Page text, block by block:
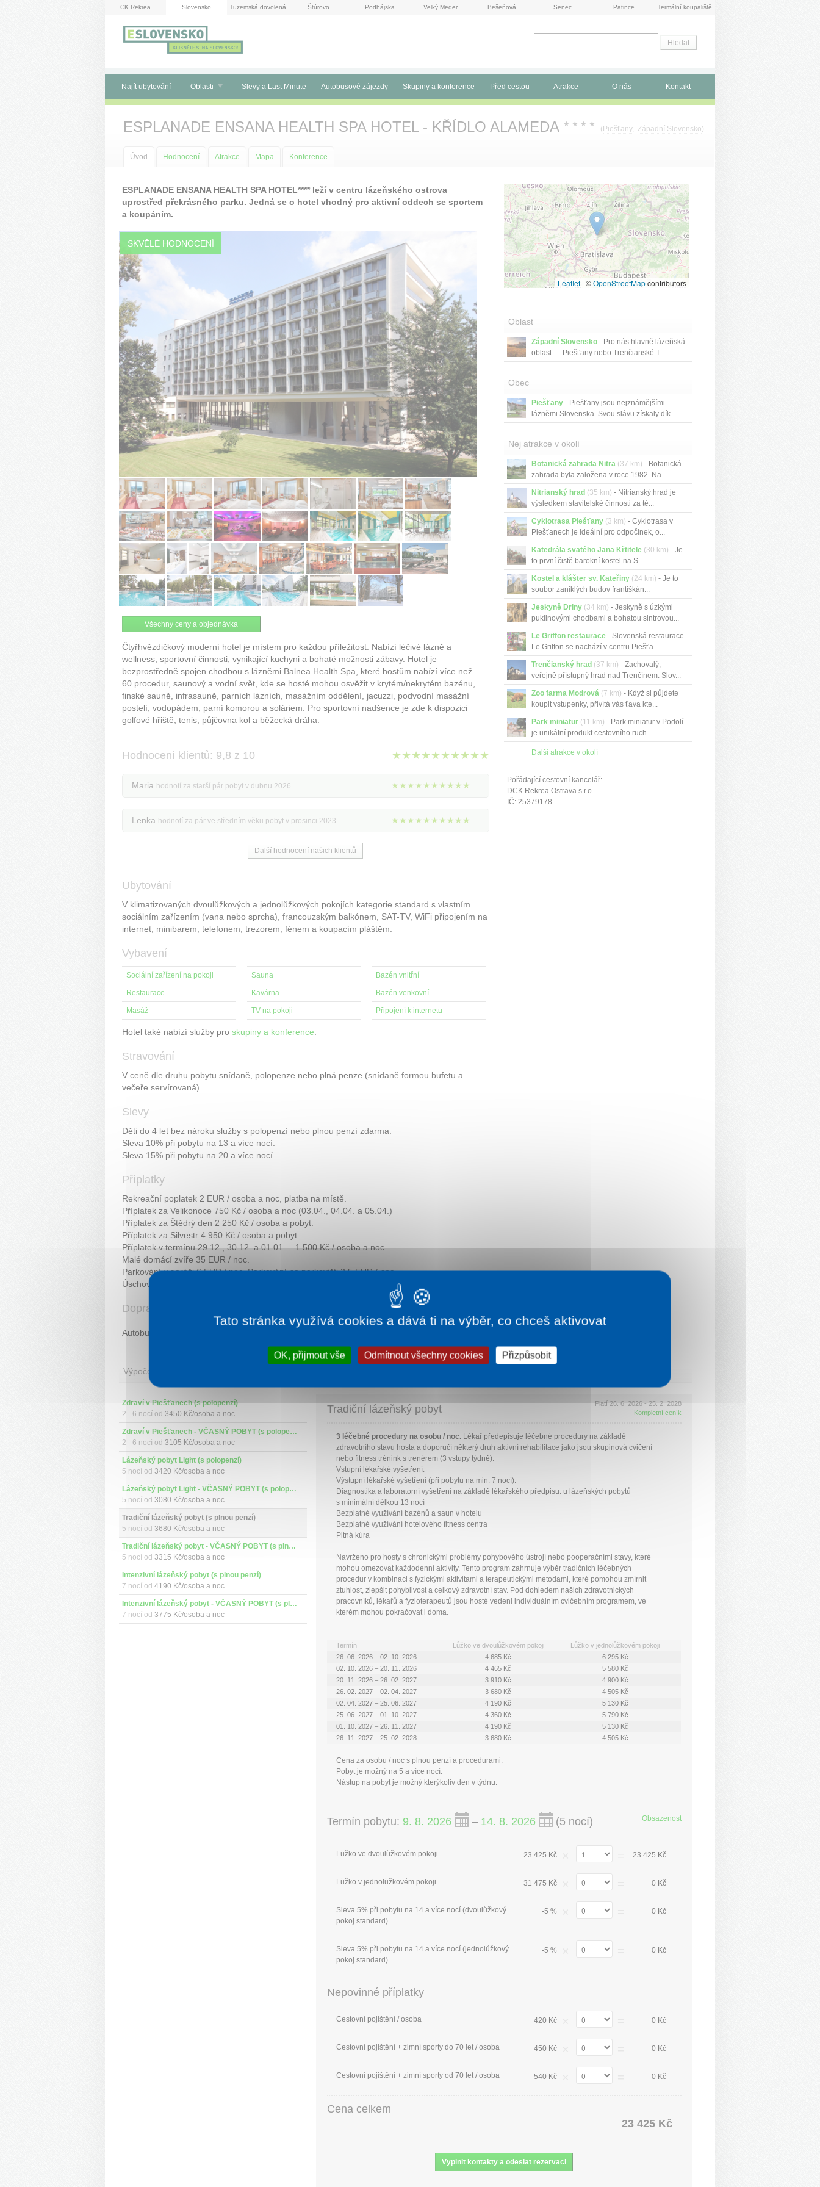
CK Rekrea Slovensko Tuzemská dovolená Štúrovo Podhájska Velký Meder Bešeňová Senec Patince Termální koupaliště
Najít ubytování Oblasti Slevy a Last Minute Autobusové zájezdy Skupiny a konference Před cestou Atrakce O nás Kontakt
ESPLANADE ENSANA HEALTH SPA HOTEL - KŘÍDLO ALAMEDA ★ ★ ★ ★
( Piešťany, Západní Slovensko)
Úvod Hodnocení Atrakce Mapa Konference
ESPLANADE ENSANA HEALTH SPA HOTEL**** leží v centru lázeňského ostrova
uprostřed překrásného parku. Jedná se o hotel vhodný pro aktivní oddech se sportem
a koupáním.
SKVĚLÉ HODNOCENÍ
Všechny ceny a objednávka
Čtyřhvězdičkový moderní hotel je místem pro každou příležitost. Nabízí léčivé lázně a
wellness, sportovní činnosti, vynikající kuchyni a bohaté možnosti zábavy. Hotel je
bezprostředně spojen chodbou s lázněmi Balnea Health Spa, které hostům nabízí více než
60 procedur, saunový a vodní svět, kde se hosté mohou osvěžit v krytém/nekrytém bazénu,
finské sauně, infrasauně, parních lázních, masážním oddělení, jacuzzi, podvodní masážní
postelí, vodopádem, parní komorou a soláriem. Pro sportovní nadšence je zde k dispozici
golfové hřiště, tenis, půjčovna kol a běžecká dráha.
Hodnocení klientů: 9,8 z 10 ★★★★★★★★★★
Maria hodnotí za starší pár pobyt v dubnu 2026 ★★★★★★★★★★
Lenka hodnotí za pár ve středním věku pobyt v prosinci 2023 ★★★★★★★★★★
Další hodnocení našich klientů
Ubytování
V klimatizovaných dvoulůžkových a jednolůžkových pokojích kategorie standard s vlastním
sociálním zařízením (vana nebo sprcha), francouzským balkónem, SAT-TV, WiFi připojením na
internet, minibarem, telefonem, trezorem, fénem a koupacím pláštěm.
Vybavení
Sociální zařízení na pokoji Sauna Bazén vnitřní
Restaurace Kavárna Bazén venkovní
Masáž TV na pokoji Připojení k internetu
Hotel také nabízí služby pro skupiny a konference
Stravování
V ceně dle druhu pobytu snídaně, polopenze nebo plná penze (snídaně formou bufetu a
večeře servírovaná).
Slevy
Děti do 4 let bez nároku služby s polopenzí nebo plnou penzí zdarma.
Sleva 10% při pobytu na 13 a více nocí.
Sleva 15% při pobytu na 20 a více nocí.
Příplatky
Rekreační poplatek 2 EUR / osoba a noc, platba na místě.
Příplatek za Velikonoce 750 Kč / osoba a noc (03.04., 04.04. a 05.04.)
Příplatek za Štědrý den 2 250 Kč / osoba a pobyt.
Příplatek za Silvestr 4 950 Kč / osoba a pobyt.
Příplatek v termínu 29.12., 30.12. a 01.01. – 1 500 Kč / osoba a noc.
Malé domácí zvíře 35 EUR / noc.
Parkování v garáži 6 EUR / noc. Parkování na parkovišti 2,5 EUR / noc.
Úschovna kol v garáži 3 EUR / den, platba na místě.
Doprava
Autobusem/ vlakem stanice Piešťany.
Leaflet | ©OpenStreetMapcontributors
Oblast
Západní Slovensko - Pro nás hlavně lázeňská
oblast — Piešťany nebo Trenčianské T...
Obec
Piešťany - Piešťany jsou nejznámějšími
lázněmi Slovenska. Svou slávu získaly dík...
Nej atrakce v okolí
Botanická zahrada Nitra (37 km) - Botanická
zahrada byla založena v roce 1982. Na...
Nitrianský hrad (35 km) - Nitrianský hrad je
výsledkem stavitelské činnosti za té...
Cyklotrasa Piešťany (3 km) - Cyklotrasa v
Piešťanech je ideální pro odpočinek, o...
Katedrála svatého Jana Křtitele (30 km) - Je
to první čistě barokní kostel na S...
Kostel a klášter sv. Kateřiny (24 km) - Je to
soubor zaniklých budov františkán...
Jeskyně Driny (34 km) - Jeskyně s úzkými
puklinovými chodbami a bohatou sintrovou...
Le Griffon restaurace - Slovenská restaurace
Le Griffon se nachází v centru Piešťa...
Trenčianský hrad (37 km) - Zachovalý,
veřejně přístupný hrad nad Trenčínem. Slov...
Zoo farma Modrová (7 km) - Když si půjdete
koupit vstupenky, přivítá vás ťava kte...
Park miniatur (11 km) - Park miniatur v Podolí
je unikátní produkt cestovního ruch...
Další atrakce v okolí
Pořádající cestovní kancelář:
DCK Rekrea Ostrava s.r.o.
IČ: 25379178
Výpočet ceny
Zdraví v Piešťanech (s polopenzí)
2 - 6 nocí od 3450 Kč/osoba a noc
Zdraví v Piešťanech - VČASNÝ POBYT (s polopenzí)
2 - 6 nocí od 3105 Kč/osoba a noc
Lázeňský pobyt Light (s polopenzí)
5 nocí od 3420 Kč/osoba a noc
Lázeňský pobyt Light - VČASNÝ POBYT (s polopenzí)
5 nocí od 3080 Kč/osoba a noc
Tradiční lázeňský pobyt (s plnou penzí)
5 nocí od 3680 Kč/osoba a noc
Tradiční lázeňský pobyt - VČASNÝ POBYT (s plnou penzí)
5 nocí od 3315 Kč/osoba a noc
Intenzivní lázeňský pobyt (s plnou penzí)
7 nocí od 4190 Kč/osoba a noc
Intenzivní lázeňský pobyt - VČASNÝ POBYT (s plnou penzí)
7 nocí od 3775 Kč/osoba a noc
Tradiční lázeňský pobyt
Platí 26. 6. 2026 - 25. 2. 2028
Kompletní ceník
3 léčebné procedury na osobu / noc.Lékař předepisuje léčebné procedury na základě
zdravotního stavu hosta a doporučí některý druh aktivní rehabilitace jako jsou skupinová cvičení
nebo fitness trénink s trenérem (3 vstupy týdně).
Vstupní lékařské vyšetření.
Výstupní lékařské vyšetření (při pobytu na min. 7 nocí).
Diagnostika a laboratorní vyšetření na základě lékařského předpisu: u lázeňských pobytů
s minimální délkou 13 nocí
Bezplatné využívání bazénů a saun v hotelu
Bezplatné využívání hotelového fitness centra
Pitná kúra
Navrženo pro hosty s chronickými problémy pohybového ústrojí nebo pooperačními stavy, které
mohou omezovat každodenní aktivity. Tento program zahrnuje výběr tradičních léčebných
procedur v kombinaci s fyzickými aktivitami a terapeutickými metodami, které pomohou zmírnit
ztuhlost, zlepšit pohyblivost a celkový zdravotní stav. Pod dohledem našich zdravotnických
pracovníků, lékařů a fyzioterapeutů jsou hosté vedeni individuálním cvičebním programem, ve
kterém mohou pokračovat i doma.
Termín Lůžko ve dvoulůžkovém pokoji
Lůžko v jednolůžkovém pokoji
26. 06. 2026 – 02. 10. 2026
4 685 Kč
6 295 Kč
02. 10. 2026 – 20. 11. 2026
4 465 Kč
5 580 Kč
20. 11. 2026 – 26. 02. 2027
3 910 Kč
4 900 Kč
26. 02. 2027 – 02. 04. 2027
3 680 Kč
4 505 Kč
02. 04. 2027 – 25. 06. 2027
4 190 Kč
5 130 Kč
25. 06. 2027 – 01. 10. 2027
4 360 Kč
5 790 Kč
01. 10. 2027 – 26. 11. 2027
4 190 Kč
5 130 Kč
26. 11. 2027 – 25. 02. 2028
3 680 Kč 4 505 Kč
Cena za osobu / noc s plnou penzí a procedurami.
Pobyt je možný na 5 a více nocí.
Nástup na pobyt je možný kterýkoliv den v týdnu.
Obsazenost
Termín pobytu: 9. 8. 2026 – 14. 8. 2026 (5 nocí)
Lůžko ve dvoulůžkovém pokoji 23 425 Kč 23 425 Kč
Lůžko v jednolůžkovém pokoji 31 475 Kč 0 Kč
Sleva 5% při pobytu na 14 a více nocí (dvoulůžkový
pokoj standard)
-5 % 0 Kč
Sleva 5% při pobytu na 14 a více nocí (jednolůžkový
pokoj standard)
-5 % 0 Kč
Nepovinné příplatky
Cestovní pojištění / osoba 420 Kč 0 Kč
Cestovní pojištění + zimní sporty do 70 let / osoba 450 Kč 0 Kč
Cestovní pojištění + zimní sporty od 70 let / osoba 540 Kč 0 Kč
Cena celkem
23 425 Kč
Tato stránka využívá cookies a dává ti na výběr, co chceš aktivovat
OK, přijmout vše Odmítnout všechny cookies Přizpůsobit